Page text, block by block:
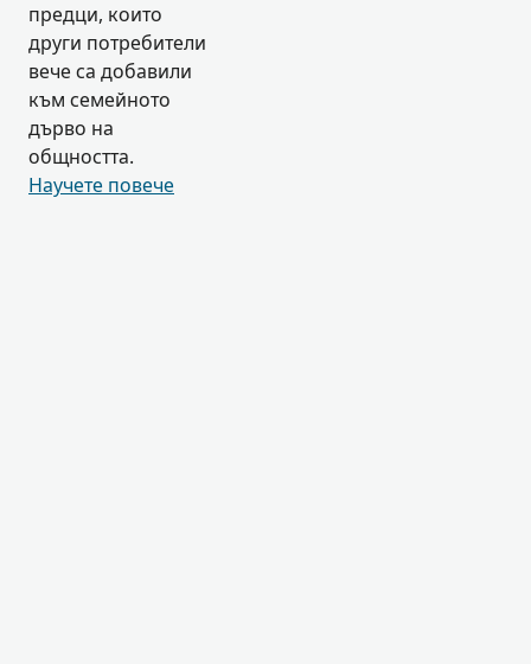
предци, които
други потребители
вече са добавили
към семейното
дърво на
общността.
Научете повече